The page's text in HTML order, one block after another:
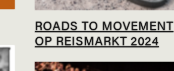
ROADS TO MOVEMENT
OP REISMARKT 2024